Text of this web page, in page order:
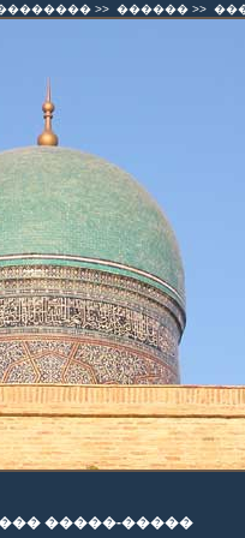
>> ������>>
�����-�����